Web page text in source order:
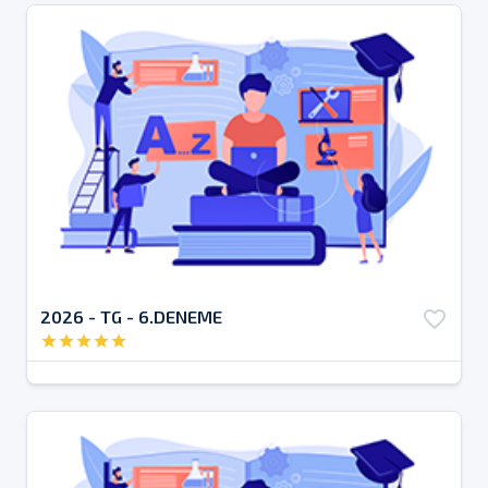
2026 - TG - 6.DENEME favorite_border
starstarstarstarstar